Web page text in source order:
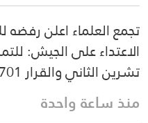
تجمع العلماء اعلن
تشرين الثاني والقرار 1701
منذ ساعة واحدة